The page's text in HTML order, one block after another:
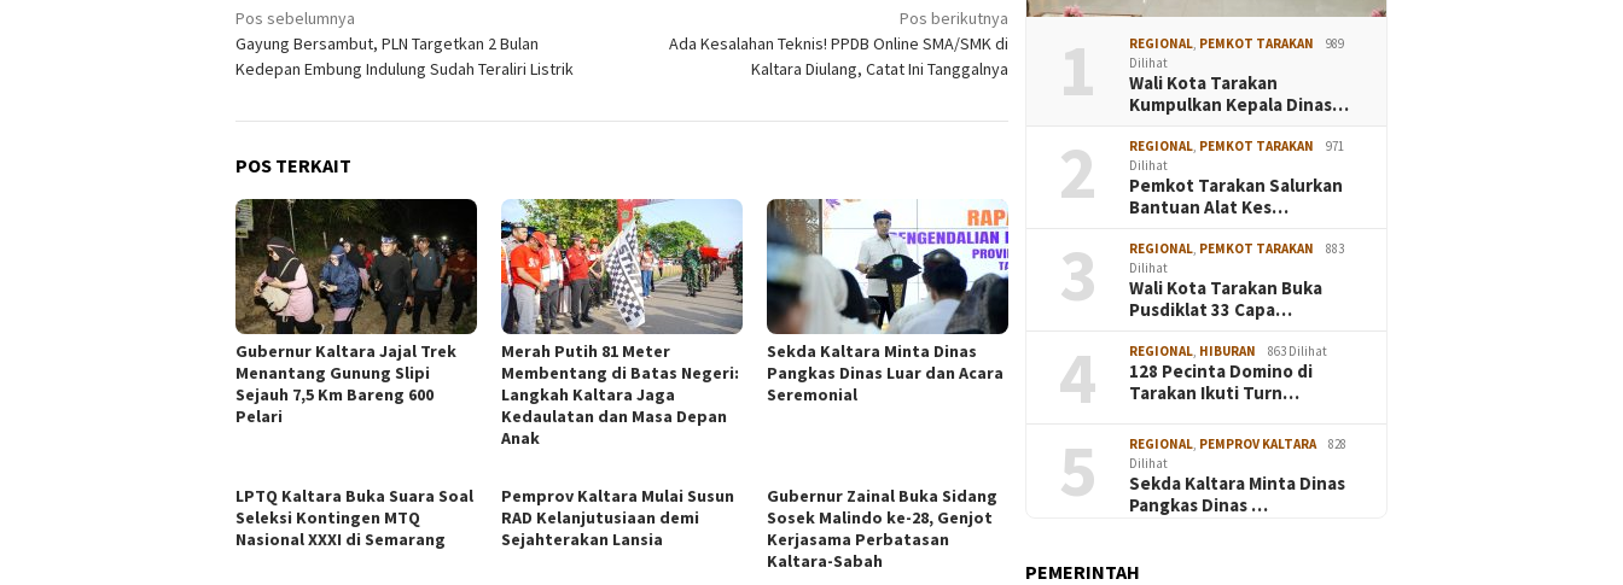
Navigasi
pos
Pos sebelumnya
Gayung Bersambut, PLN Targetkan 2 Bulan
Kedepan Embung Indulung Sudah Teraliri Listrik
Pos berikutnya
Ada Kesalahan Teknis! PPDB Online SMA/SMK di
Kaltara Diulang, Catat Ini Tanggalnya
POS TERKAIT
Gubernur Kaltara Jajal Trek
Menantang Gunung Slipi
Sejauh 7,5 Km Bareng 600
Pelari
Merah Putih 81 Meter
Membentang di Batas Negeri:
Langkah Kaltara Jaga
Kedaulatan dan Masa Depan
Anak
Sekda Kaltara Minta Dinas
Pangkas Dinas Luar dan Acara
Seremonial
LPTQ Kaltara Buka Suara Soal
Seleksi Kontingen MTQ
Nasional XXXI di Semarang
Pemprov Kaltara Mulai Susun
RAD Kelanjutusiaan demi
Sejahterakan Lansia
Gubernur Zainal Buka Sidang
Sosek Malindo ke-28, Genjot
Kerjasama Perbatasan
Kaltara-Sabah
1 REGIONAL PEMKOT TARAKAN
989
Dilihat
Wali Kota Tarakan
Kumpulkan Kepala Dinas…
2 REGIONAL PEMKOT TARAKAN
971
Dilihat
Pemkot Tarakan Salurkan
Bantuan Alat Kes…
3 REGIONAL PEMKOT TARAKAN
883
Dilihat
Wali Kota Tarakan Buka
Pusdiklat 33 Capa…
4 REGIONAL HIBURAN 863 Dilihat
128 Pecinta Domino di
Tarakan Ikuti Turn…
5 REGIONAL PEMPROV KALTARA
828
Dilihat
Sekda Kaltara Minta Dinas
Pangkas Dinas …
PEMERINTAH